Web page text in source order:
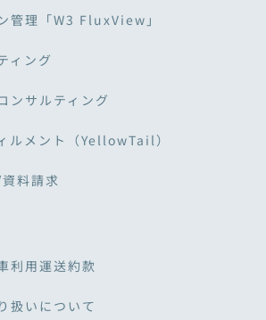
管理「W3 FluxView」
ィング
ンサルティング
ルメント（YellowTail）
料請求
利用運送約款
扱いについて